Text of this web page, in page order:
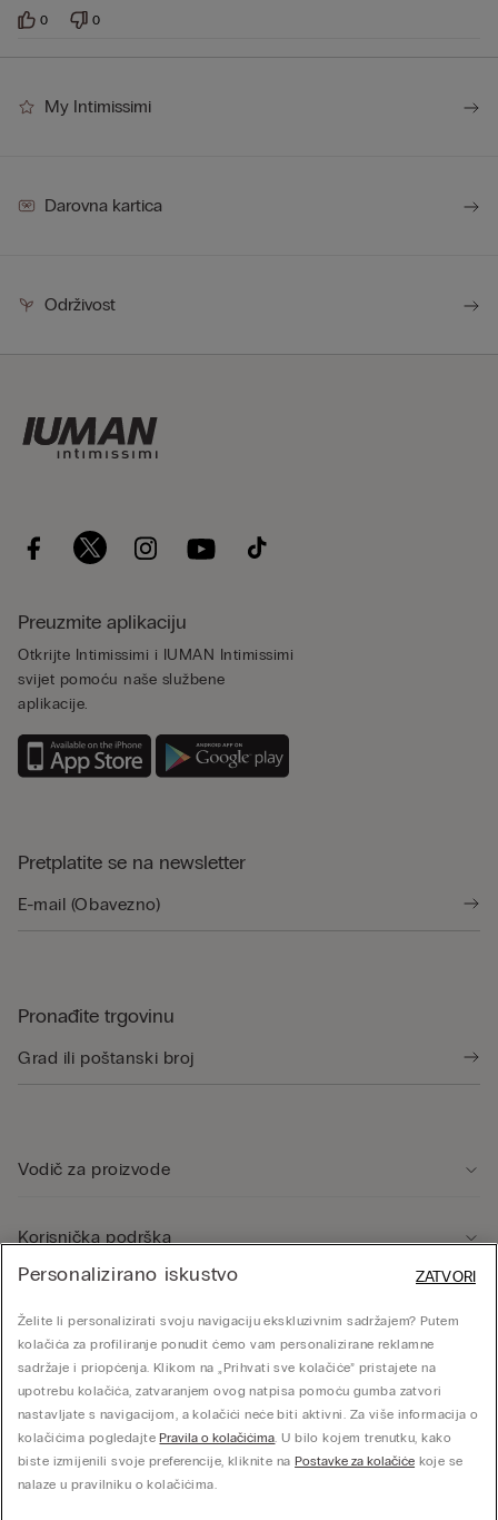
0 0
My Intimissimi
Darovna kartica
Održivost
Preuzmite aplikaciju
Otkrijte Intimissimi i IUMAN Intimissimi
svijet pomoću naše službene
aplikacije.
Pretplatite se na newsletter
Pronađite trgovinu
Vodič za proizvode
Korisnička podrška
Tvrtka
© CALZEDONIA SpA, Via Monte Baldo, 20 - 37062 - Dossobuono di Villafranca (VR) -
Personalizirano iskustvo
Želite li personalizirati svoju navigaciju ekskluzivnim sadržajem? Putem
kolačića za profiliranje ponudit ćemo vam personalizirane reklamne
sadržaje i priopćenja. Klikom na „Prihvati sve kolačiće” pristajete na
upotrebu kolačića, zatvaranjem ovog natpisa pomoću gumba zatvori
nastavljate s navigacijom, a kolačići neće biti aktivni. Za više informacija o
kolačićima pogledajtePravila o kolačićima. U bilo kojem trenutku, kako
biste izmijenili svoje preferencije, kliknite naPostavke za kolačiće koje se
nalaze u pravilniku o kolačićima.
ZATVORI